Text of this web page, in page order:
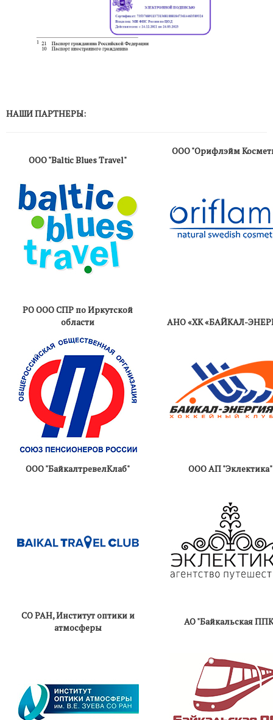
НАШИ ПАРТНЕРЫ:
ООО "Baltic Blues Travel"
ООО "Орифлэйм
РО ООО СПР по Иркутской
области
АНО «ХК «БАЙКАЛ-
ООО "БайкалтревелКлаб" ООО АП "Эклектика"
СО РАН, Институт оптики и
атмосферы
АО "Байкальская